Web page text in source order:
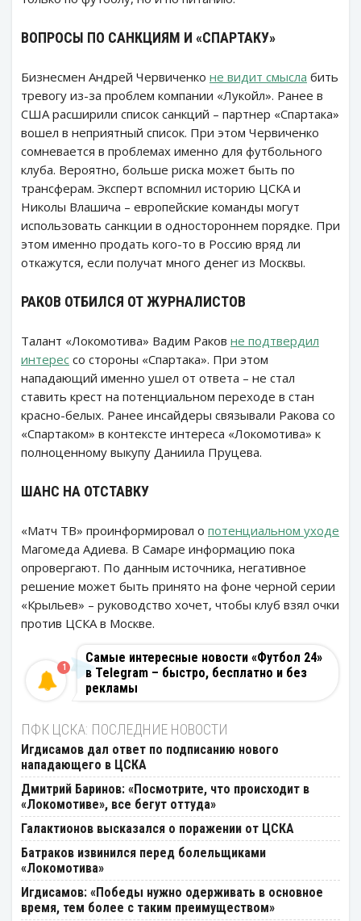
ВОПРОСЫ ПО САНКЦИЯМ И «СПАРТАКУ»
Бизнесмен Андрей Червиченко не видит смысла бить
тревогу из-за проблем компании «Лукойл». Ранее в
США расширили список санкций – партнер «Спартака»
вошел в неприятный список. При этом Червиченко
сомневается в проблемах именно для футбольного
клуба. Вероятно, больше риска может быть по
трансферам. Эксперт вспомнил историю ЦСКА и
Николы Влашича – европейские команды могут
использовать санкции в одностороннем порядке. При
этом именно продать кого-то в Россию вряд ли
откажутся, если получат много денег из Москвы.
РАКОВ ОТБИЛСЯ ОТ ЖУРНАЛИСТОВ
Талант «Локомотива» Вадим Раков не подтвердил
интерес со стороны «Спартака». При этом
нападающий именно ушел от ответа – не стал
ставить крест на потенциальном переходе в стан
красно-белых. Ранее инсайдеры связывали Ракова со
«Спартаком» в контексте интереса «Локомотива» к
полноценному выкупу Даниила Пруцева.
ШАНС НА ОТСТАВКУ
«Матч ТВ» проинформировал о потенциальном уходе
Магомеда Адиева. В Самаре информацию пока
опровергают. По данным источника, негативное
решение может быть принято на фоне черной серии
«Крыльев» – руководство хочет, чтобы клуб взял очки
против ЦСКА в Москве.
Самые интересные новости «Футбол 24»
в Telegram – быстро, бесплатно и без
рекламы
1
ПФК ЦСКА: ПОСЛЕДНИЕ НОВОСТИ
Игдисамов дал ответ по подписанию нового
нападающего в ЦСКА
Дмитрий Баринов: «Посмотрите, что происходит в
«Локомотиве», все бегут оттуда»
Галактионов высказался о поражении от ЦСКА
Батраков извинился перед болельщиками
«Локомотива»
Игдисамов: «Победы нужно одерживать в основное
время, тем более с таким преимуществом»